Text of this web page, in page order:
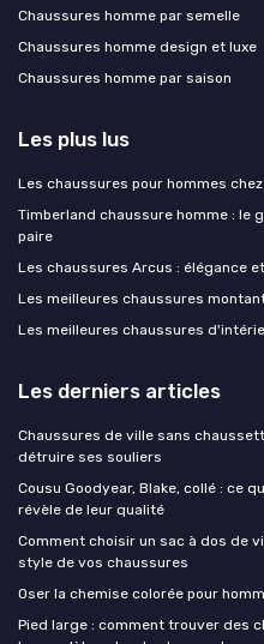
Chaussures homme par semelle
Chaussures homme design et luxe
Chaussures homme par saison
Les plus lus
Les chaussures pour hommes
Timberland chaussure homme : le
paire
Les chaussures Arcus : élégance
Les meilleures chaussures
Les meilleures chaussures
Les derniers articles
Chaussures de ville sans
détruire ses souliers
Cousu Goodyear, Blake, collé : ce
révèle de leur qualité
Comment choisir un sac à dos de
style de vos chaussures
Oser la chemise colorée pour
Pied large : comment trouver des